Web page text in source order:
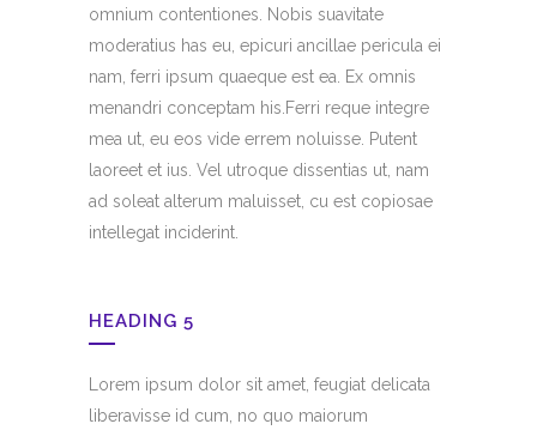
omnium contentiones. Nobis suavitate
moderatius has eu, epicuri ancillae pericula ei
nam, ferri ipsum quaeque est ea. Ex omnis
menandri conceptam his.Ferri reque integre
mea ut, eu eos vide errem noluisse. Putent
laoreet et ius. Vel utroque dissentias ut, nam
ad soleat alterum maluisset, cu est copiosae
intellegat inciderint.
HEADING 5
Lorem ipsum dolor sit amet, feugiat delicata
liberavisse id cum, no quo maiorum